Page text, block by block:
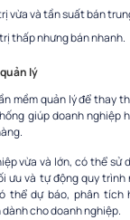
vừa và tần suất bán
thấp nhưng bán nhanh.
lý
mềm quản lý để thay
giúp doanh nghiệp
vừa và lớn, có thể sử
ưu và tự động quy trình
thể dự báo, phân tích
cho doanh nghiệp.